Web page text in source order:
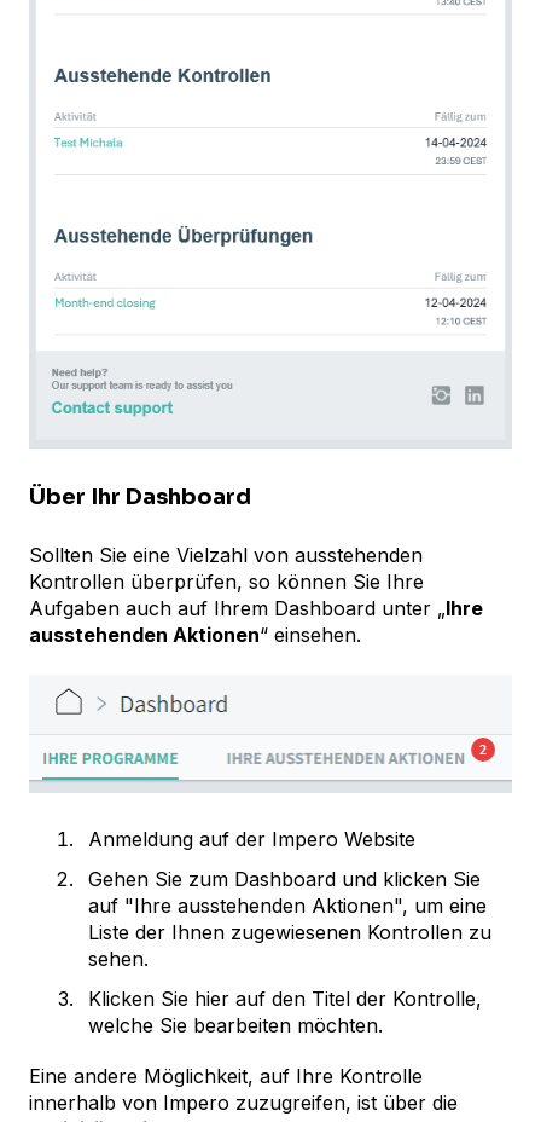
Über Ihr Dashboard
Sollten Sie eine Vielzahl von ausstehenden
Kontrollen überprüfen, so können Sie Ihre
Aufgaben auch auf Ihrem Dashboard unter „Ihre
ausstehenden Aktionen“ einsehen.
Anmeldung auf der Impero Website
Gehen Sie zum Dashboard und klicken Sie
auf "Ihre ausstehenden Aktionen", um eine
Liste der Ihnen zugewiesenen Kontrollen zu
sehen.
Klicken Sie hier auf den Titel der Kontrolle,
welche Sie bearbeiten möchten.
Eine andere Möglichkeit, auf Ihre Kontrolle
innerhalb von Impero zuzugreifen, ist über die